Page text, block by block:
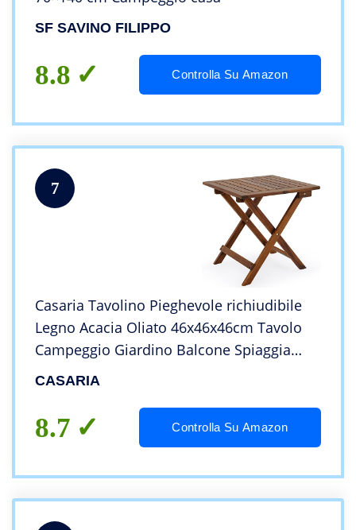
SF SAVINO FILIPPO
8.8 Controlla Su Amazon
7
Casaria Tavolino Pieghevole richiudibile
Legno Acacia Oliato 46x46x46cm Tavolo
Campeggio Giardino Balcone Spiaggia
Caffé
CASARIA
8.7 Controlla Su Amazon